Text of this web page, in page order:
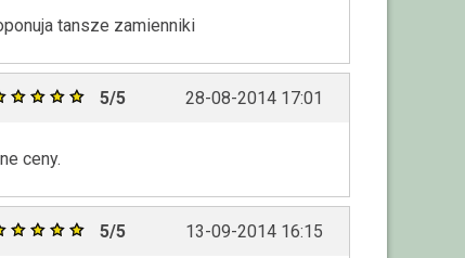
tansze zamienniki
5/5 28-08-2014 17:01
ceny.
5/5 13-09-2014 16:15